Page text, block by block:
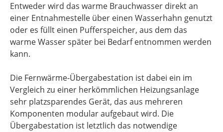
Entweder wird das warme Brauchwasser direkt an
einer Entnahmestelle über einen Wasserhahn genutzt
oder es füllt einen Pufferspeicher, aus dem das
warme Wasser später bei Bedarf entnommen werden
kann.
Die Fernwärme-Übergabestation ist dabei ein im
Vergleich zu einer herkömmlichen Heizungsanlage
sehr platzsparendes Gerät, das aus mehreren
Komponenten modular aufgebaut wird. Die
Übergabestation ist letztlich das notwendige